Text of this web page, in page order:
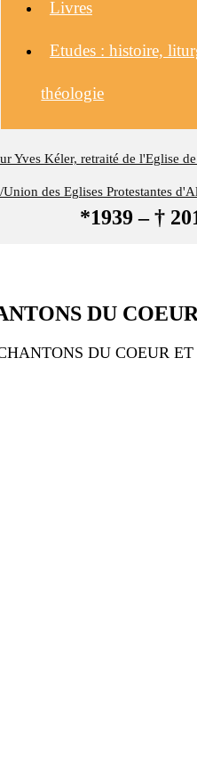
Yves Kéler, retraité de l'Eglise
des Eglises Protestantes
*1939 – †
Livres
Etudes : histoire,
théologie
DU
DU COEUR